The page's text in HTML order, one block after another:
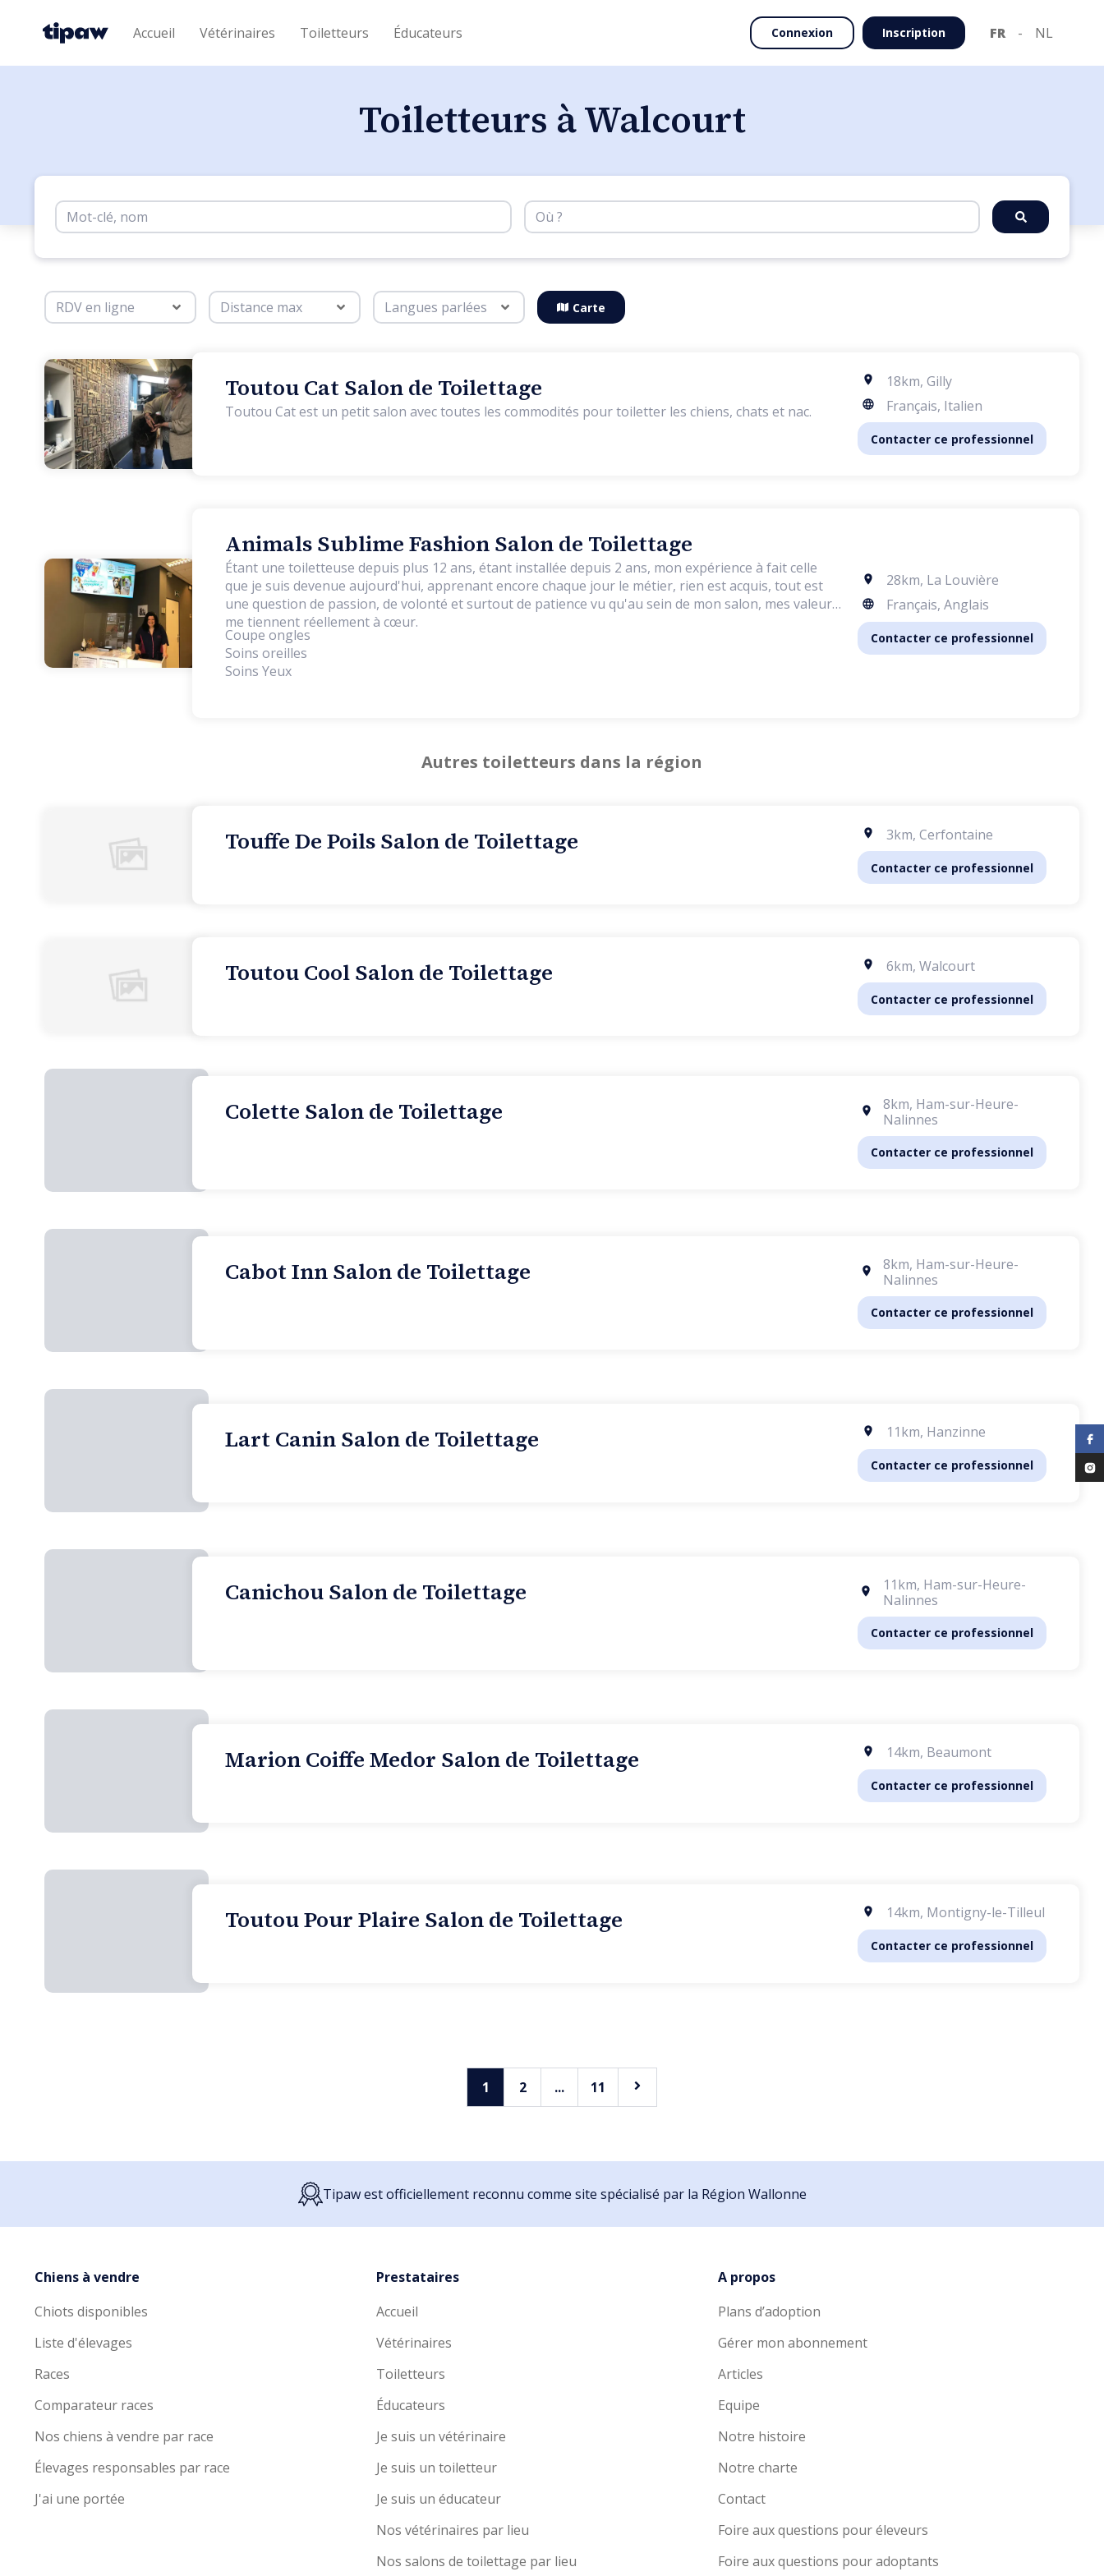
Accueil Vétérinaires Toiletteurs Éducateurs Connexion Inscription FR - NL
Toiletteurs à Walcourt
Carte
Toutou Cat Salon de Toilettage
Toutou Cat est un petit salon avec toutes les commodités pour toiletter les chiens, chats et nac.
18km, Gilly
Français, Italien
Contacter ce professionnel
Animals Sublime Fashion Salon de Toilettage
Étant une toiletteuse depuis plus 12 ans, étant installée depuis 2 ans, mon expérience à fait celle
que je suis devenue aujourd'hui, apprenant encore chaque jour le métier, rien est acquis, tout est
une question de passion, de volonté et surtout de patience vu qu'au sein de mon salon, mes valeurs
me tiennent réellement à cœur.
Coupe ongles
Soins oreilles
Soins Yeux
28km, La Louvière
Français, Anglais
Contacter ce professionnel
Autres toiletteurs dans la région
Touffe De Poils Salon de Toilettage 3km, Cerfontaine
Contacter ce professionnel
Toutou Cool Salon de Toilettage 6km, Walcourt
Contacter ce professionnel
Colette Salon de Toilettage 8km, Ham-sur-Heure-
Nalinnes
Contacter ce professionnel
Cabot Inn Salon de Toilettage 8km, Ham-sur-Heure-
Nalinnes
Contacter ce professionnel
Lart Canin Salon de Toilettage 11km, Hanzinne
Contacter ce professionnel
Canichou Salon de Toilettage 11km, Ham-sur-Heure-
Nalinnes
Contacter ce professionnel
Marion Coiffe Medor Salon de Toilettage 14km, Beaumont
Contacter ce professionnel
Toutou Pour Plaire Salon de Toilettage 14km, Montigny-le-Tilleul
Contacter ce professionnel
1 2 ... 11
Tipaw est officiellement reconnu comme site spécialisé par la Région Wallonne
Chiens à vendre
Chiots disponibles
Liste d'élevages
Races
Comparateur races
Nos chiens à vendre par race
Élevages responsables par race
J'ai une portée
Prestataires
Accueil
Vétérinaires
Toiletteurs
Éducateurs
Je suis un vétérinaire
Je suis un toiletteur
Je suis un éducateur
Nos vétérinaires par lieu
Nos salons de toilettage par lieu
A propos
Plans d’adoption
Gérer mon abonnement
Articles
Equipe
Notre histoire
Notre charte
Contact
Foire aux questions pour éleveurs
Foire aux questions pour adoptants